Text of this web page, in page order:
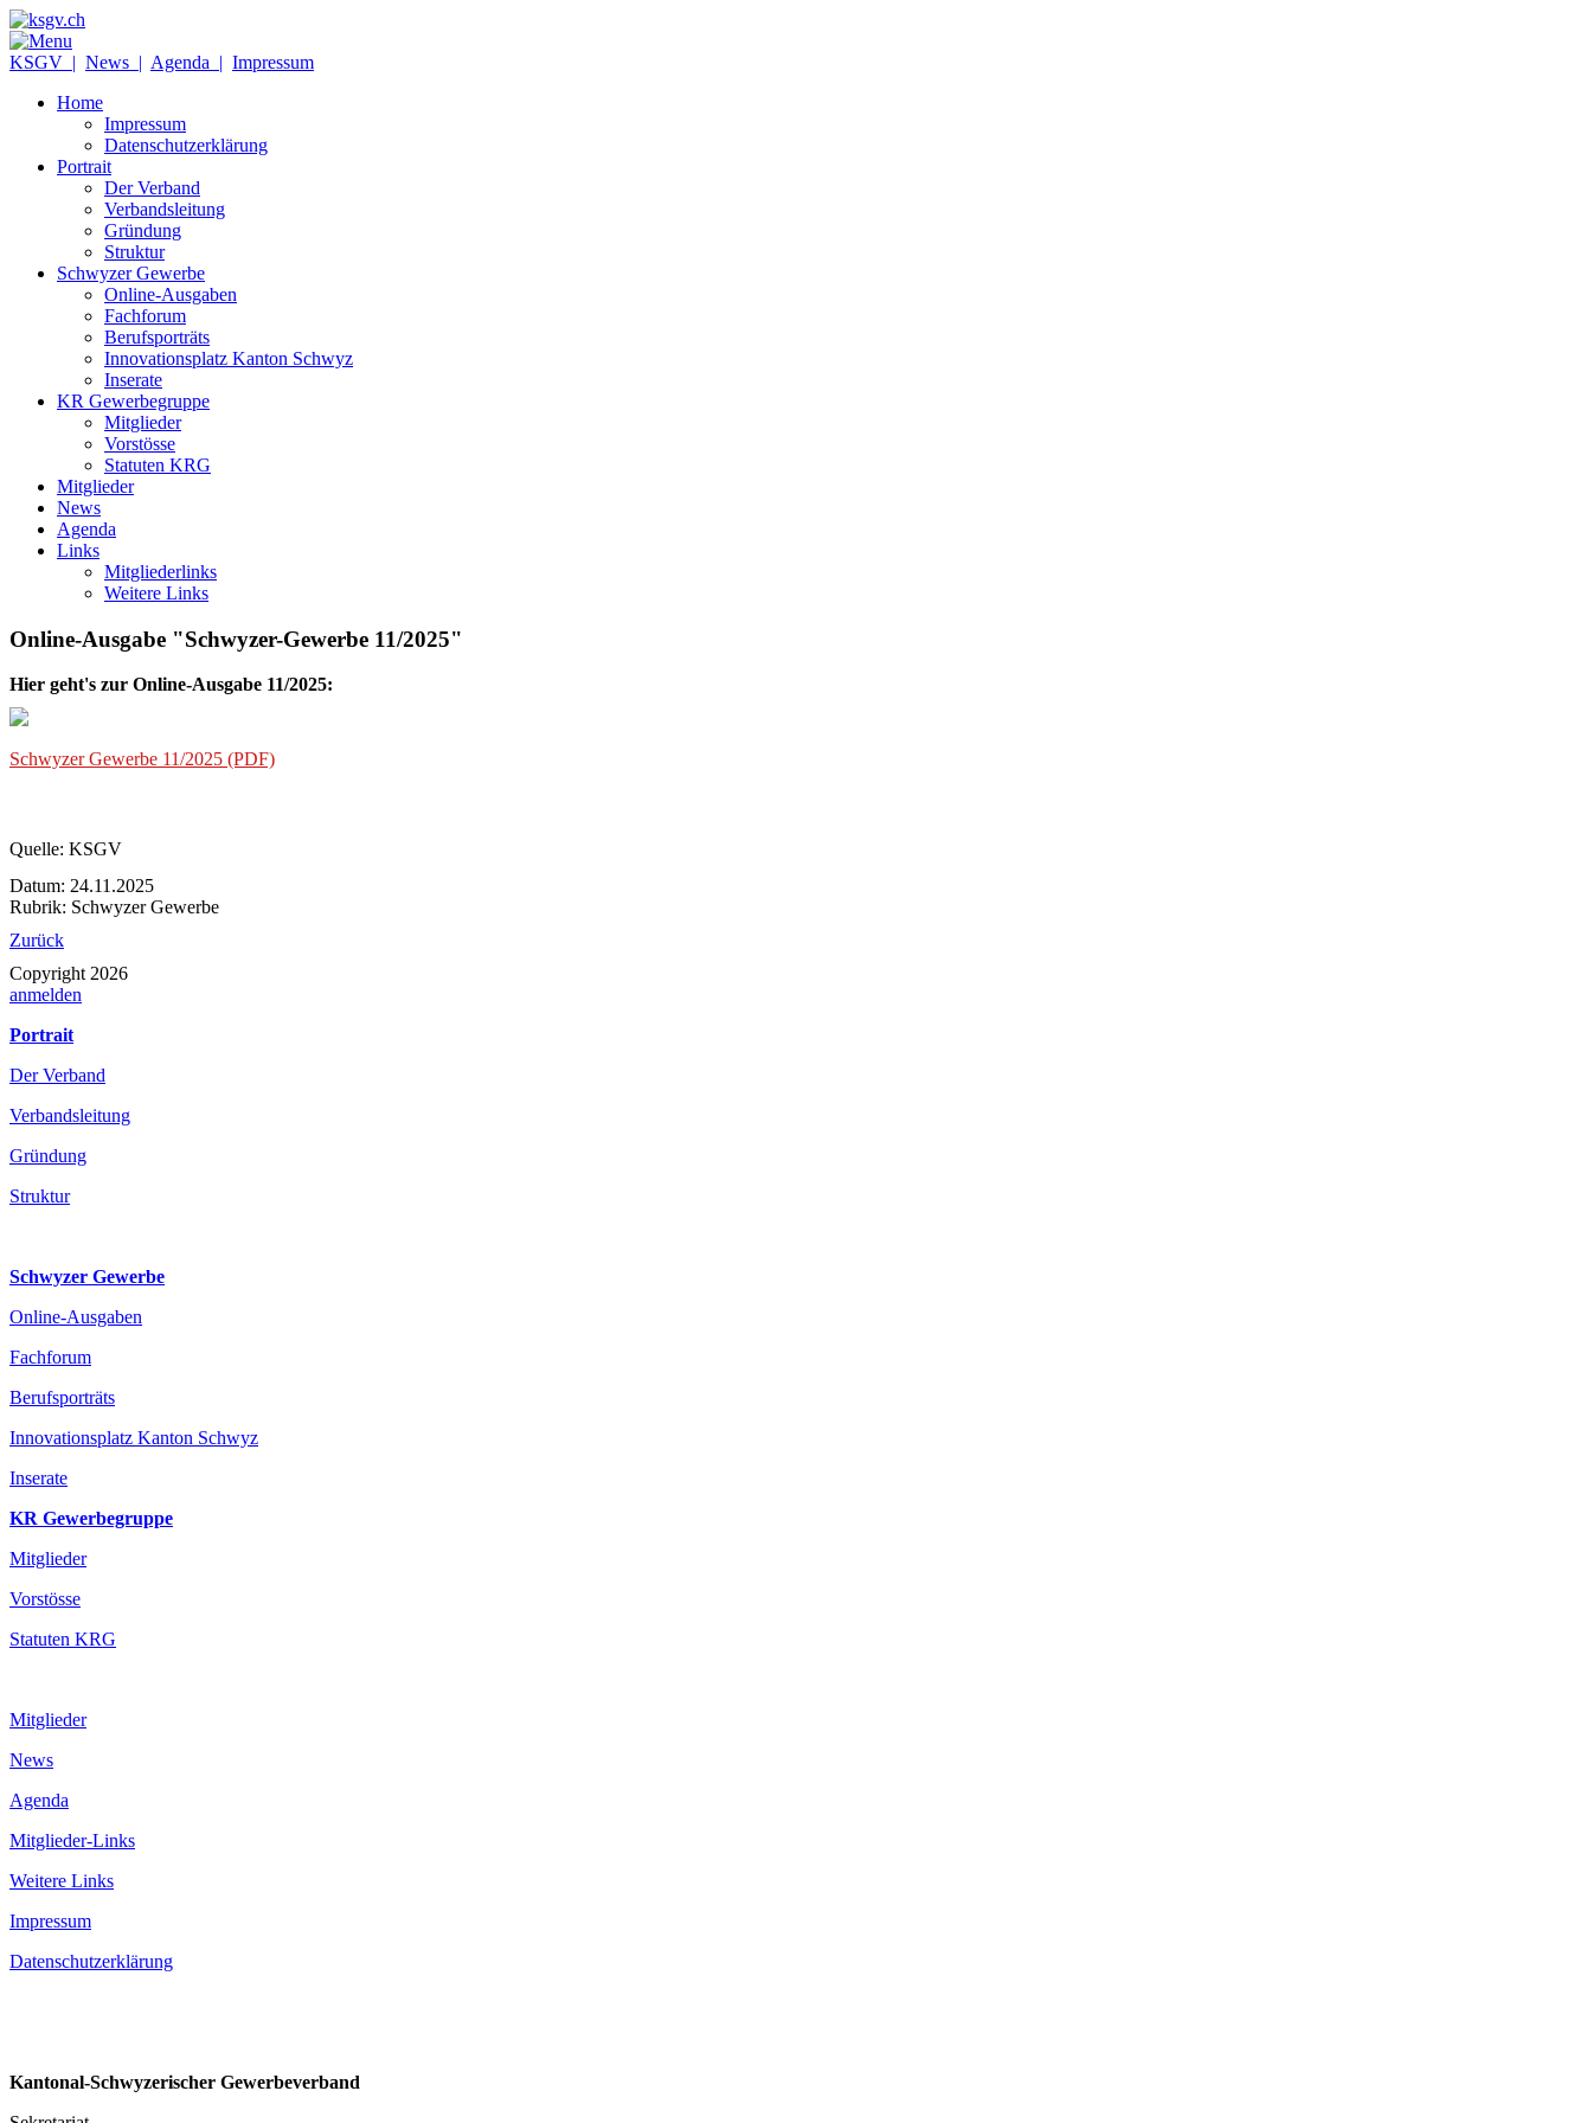
KSGV | News | Agenda | Impressum
Home
Impressum
Datenschutzerklärung
Portrait
Der Verband
Verbandsleitung
Gründung
Struktur
Schwyzer Gewerbe
Online-Ausgaben
Fachforum
Berufsporträts
Innovationsplatz Kanton Schwyz
Inserate
KR Gewerbegruppe
Mitglieder
Vorstösse
Statuten KRG
Mitglieder
News
Agenda
Links
Mitgliederlinks
Weitere Links
Online-Ausgabe "Schwyzer-Gewerbe 11/2025"
Hier geht's zur Online-Ausgabe 11/2025:
Schwyzer Gewerbe 11/2025 (PDF)
Quelle: KSGV
Datum: 24.11.2025
Rubrik: Schwyzer Gewerbe
Zurück
Copyright 2026
anmelden
Portrait
Der Verband
Verbandsleitung
Gründung
Struktur
Schwyzer Gewerbe
Online-Ausgaben
Fachforum
Berufsporträts
Innovationsplatz Kanton Schwyz
Inserate
KR Gewerbegruppe
Mitglieder
Vorstösse
Statuten KRG
Mitglieder
News
Agenda
Mitglieder-Links
Weitere Links
Impressum
Datenschutzerklärung
Kantonal-Schwyzerischer Gewerbeverband